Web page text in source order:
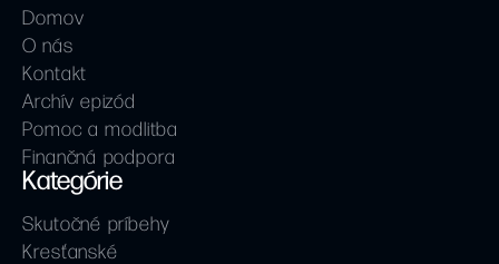
Domov
O nás
Kontakt
Archív epizód
Pomoc a modlitba
Finančná podpora
Kategórie
Skutočné príbehy
Kresťanské